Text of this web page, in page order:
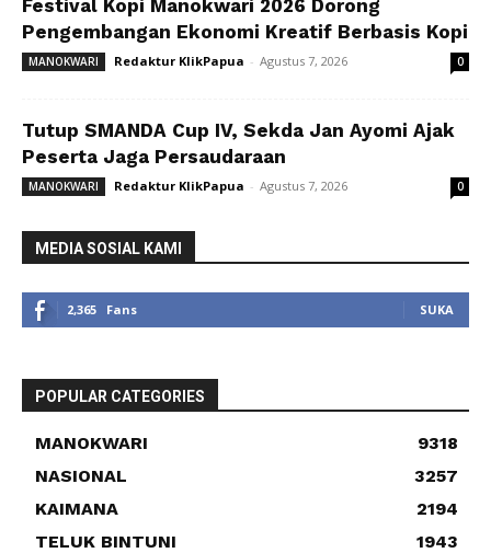
Festival Kopi Manokwari 2026 Dorong
Pengembangan Ekonomi Kreatif Berbasis Kopi
MANOKWARI Redaktur KlikPapua - Agustus 7, 2026 0
Tutup SMANDA Cup IV, Sekda Jan Ayomi Ajak
Peserta Jaga Persaudaraan
MANOKWARI Redaktur KlikPapua - Agustus 7, 2026 0
MEDIA SOSIAL KAMI
2,365 Fans SUKA
POPULAR CATEGORIES
MANOKWARI
9318
NASIONAL
3257
KAIMANA
2194
TELUK BINTUNI
1943